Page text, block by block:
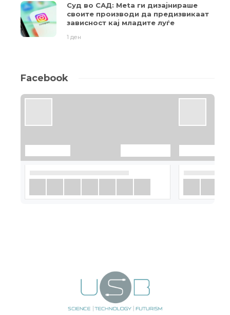
Суд во САД: Meta ги дизајнираше
своите производи да предизвикаат
зависност кај младите луѓе
1 ден
Facebook